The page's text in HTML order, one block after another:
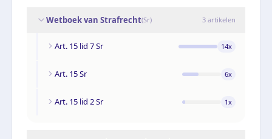
Wetboek van Strafrecht(Sr) 3 artikelen
Art. 15 lid 7 Sr 14x
Art. 15 Sr 6x
Art. 15 lid 2 Sr 1x